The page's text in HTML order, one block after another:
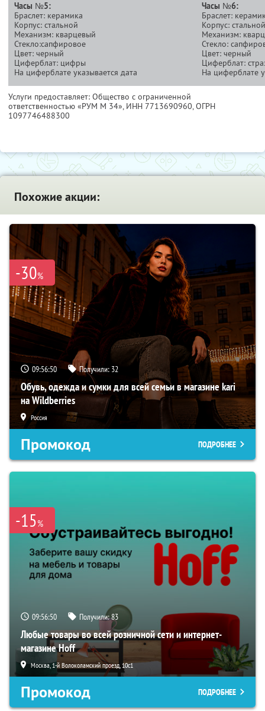
Часы №5:
Браслет: керамика
Корпус: стальной
Механизм: кварцевый
Стекло:сапфировое
Цвет: черный
Циферблат: цифры
На циферблате указывается дата
Часы №6:
Браслет:
Корпус: стальной
Механизм:
Стекло:
Цвет: черный
Циферблат:
На циферблате
Услуги предоставляет: Общество с ограниченной
ответственностью «РУМ М 34», ИНН 7713690960, ОГРН
1097746488300
Похожие акции:
-30%
09:56:49 Получили: 32
Обувь, одежда и сумки для всей семьи в магазине kari
на Wildberries
Россия
Промокод ПОДРОБНЕЕ
-15%
09:56:49 Получили:83
Любые товары во всей розничной сети и интернет-
магазине Hoff
Москва, 1-й Волоколамский проезд, 10с1
Промокод ПОДРОБНЕЕ